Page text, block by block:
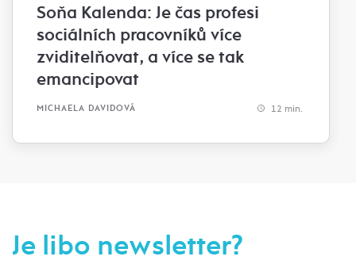
Soňa Kalenda: Je čas profesi
sociálních pracovníků více
zviditelňovat, a více se tak
emancipovat
MICHAELA DAVIDOVÁ 12 min.
Je libo newsletter?